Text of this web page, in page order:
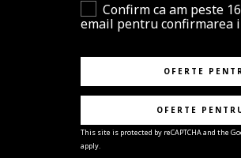
Confirm ca am peste
email pentru confirmarea
OFERTE
OFERTE
This site is protected by reCAPTCHA and the
apply.